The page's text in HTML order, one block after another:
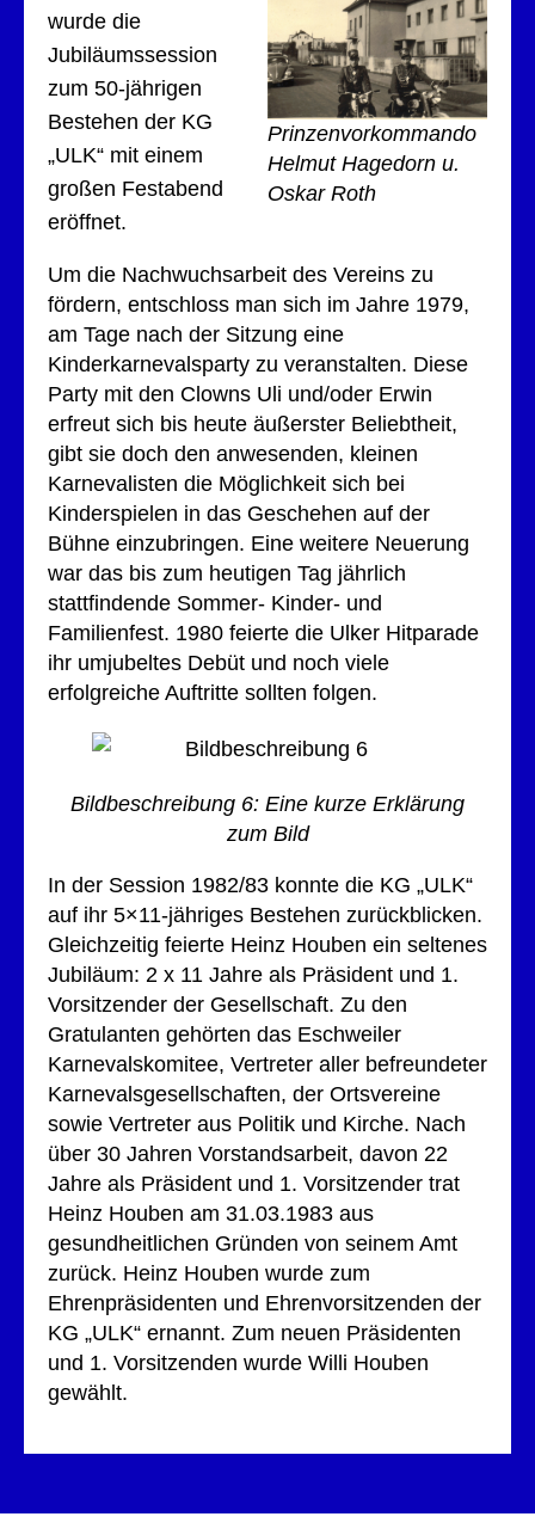
Prinzenvorkommando
Helmut Hagedorn u.
Oskar Roth
wurde die
Jubiläumssession
zum 50-jährigen
Bestehen der KG
„ULK“ mit einem
großen Festabend
eröffnet.
Um die Nachwuchsarbeit des Vereins zu
fördern, entschloss man sich im Jahre 1979,
am Tage nach der Sitzung eine
Kinderkarnevalsparty zu veranstalten. Diese
Party mit den Clowns Uli und/oder Erwin
erfreut sich bis heute äußerster Beliebtheit,
gibt sie doch den anwesenden, kleinen
Karnevalisten die Möglichkeit sich bei
Kinderspielen in das Geschehen auf der
Bühne einzubringen. Eine weitere Neuerung
war das bis zum heutigen Tag jährlich
stattfindende Sommer- Kinder- und
Familienfest. 1980 feierte die Ulker Hitparade
ihr umjubeltes Debüt und noch viele
erfolgreiche Auftritte sollten folgen.
Bildbeschreibung 6: Eine kurze Erklärung
zum Bild
In der Session 1982/83 konnte die KG „ULK“
auf ihr 5×11-jähriges Bestehen zurückblicken.
Gleichzeitig feierte Heinz Houben ein seltenes
Jubiläum: 2 x 11 Jahre als Präsident und 1.
Vorsitzender der Gesellschaft. Zu den
Gratulanten gehörten das Eschweiler
Karnevalskomitee, Vertreter aller befreundeter
Karnevalsgesellschaften, der Ortsvereine
sowie Vertreter aus Politik und Kirche. Nach
über 30 Jahren Vorstandsarbeit, davon 22
Jahre als Präsident und 1. Vorsitzender trat
Heinz Houben am 31.03.1983 aus
gesundheitlichen Gründen von seinem Amt
zurück. Heinz Houben wurde zum
Ehrenpräsidenten und Ehrenvorsitzenden der
KG „ULK“ ernannt. Zum neuen Präsidenten
und 1. Vorsitzenden wurde Willi Houben
gewählt.